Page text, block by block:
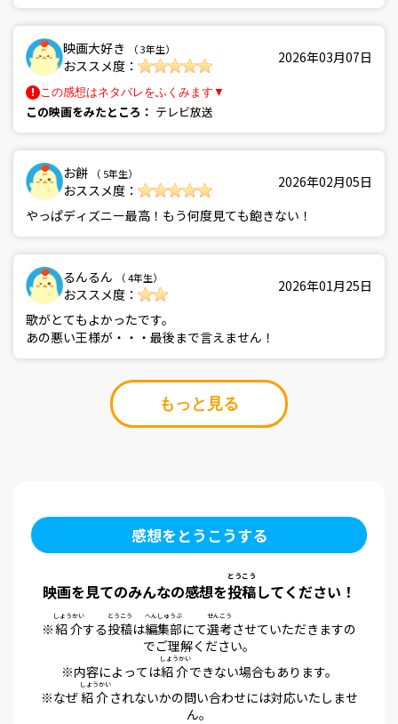
映画大好き （ 3年生）
おススメ度： 2026年03月07日
この感想はネタバレをふくみます▼
この映画をみたところ： テレビ放送
お餅 （ 5年生）
おススメ度：
2026年02月05日
やっぱディズニー最高！もう何度見ても飽きない！
るんるん （ 4年生）
おススメ度：
2026年01月25日
歌がとてもよかったです。
あの悪い王様が・・・最後まで言えません！
もっと見る
感想をとうこうする
映画を見てのみんなの感想を投稿
とうこう
してください！
※紹介
しょうかい
する投稿
とうこう
は編集部
へんしゅうぶ
にて選考
せんこう
させていただきますの
でご理解ください。
※内容によっては紹介
しょうかい
できない場合もあります。
※なぜ紹介
しょうかい
されないかの問い合わせには対応いたしませ
ん。